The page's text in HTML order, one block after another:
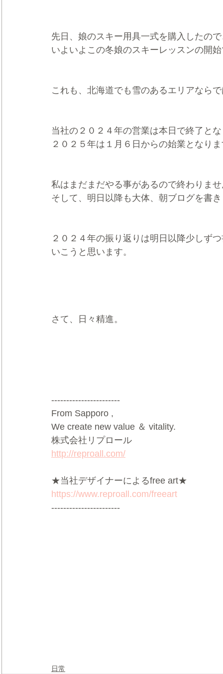
先日、娘のスキー用具一式を購入したの
いよいよこの冬娘のスキーレッスンの開
これも、北海道でも雪のあるエリアなら
当社の２０２４年の営業は本日で終了と
２０２５年は１月６日からの始業となり
私はまだまだやる事があるので終わりま
そして、明日以降も大体、朝ブログを書
２０２４年の振り返りは明日以降少しず
いこうと思います。
さて、日々精進。
-----------------------
From Sapporo ,
We create new value ＆ vitality.
株式会社リプロール
http://reproall.com/
★当社デザイナーによるfree art★
https://www.reproall.com/freeart
-----------------------
日常